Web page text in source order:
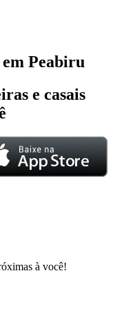
Peabiru
e casais
à você!